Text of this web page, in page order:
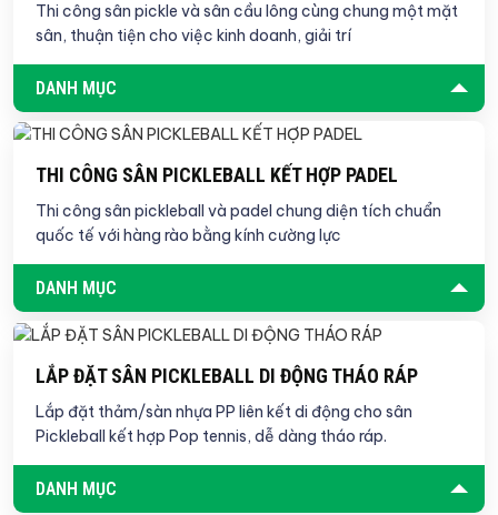
Thi công sân pickle và sân cầu lông cùng chung một mặt
sân, thuận tiện cho việc kinh doanh, giải trí
DANH MỤC
THI CÔNG SÂN PICKLEBALL KẾT HỢP PADEL
Thi công sân pickleball và padel chung diện tích chuẩn
DANH MỤC
LẮP ĐẶT SÂN PICKLEBALL DI ĐỘNG THÁO RÁP
Lắp đặt thảm/sàn nhựa PP liên kết di động cho sân
Pickleball kết hợp Pop tennis, dễ dàng tháo ráp.
DANH MỤC